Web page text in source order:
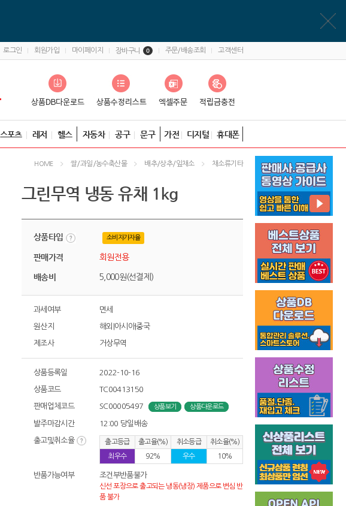
로그인 회원가입 마이페이지 장바구니 0 주문/배송조회 고객센터
스포츠 레저 헬스 자동차 공구 문구 가전 디지털 휴대폰
HOME 쌀/과일/농수축산물 배추/상추/잎채소 채소류기타
그린무역 냉동 유채 1kg
상품타입 소비자가자율
판매가격 회원전용
배송비 5,000원(선결제)
과세여부 면세
원산지 해외|아시아|중국
제조사 거상무역
상품등록일 2022-10-16
상품코드 TC00413150
판매업체코드 SC00005497 상품보기 상품다운로드
발주마감시간 12:00 당일배송
출고및취소율 출고등급 출고율(%) 취소등급
취소율(%)
최우수
92% 우수 10%
반품가능여부 조건부반품불가
신선 포장으로 출고되는 냉동(냉장) 제품으로 변심 반
품 불가